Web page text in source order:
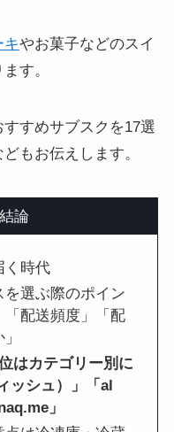
キやお菓子などのスイ
す。
すめサブスクを17選
もお伝えします。
論
く時代
選ぶ際のポイン
「配送頻度」「配
はカテゴリー別に
ッシュ）」「al
」